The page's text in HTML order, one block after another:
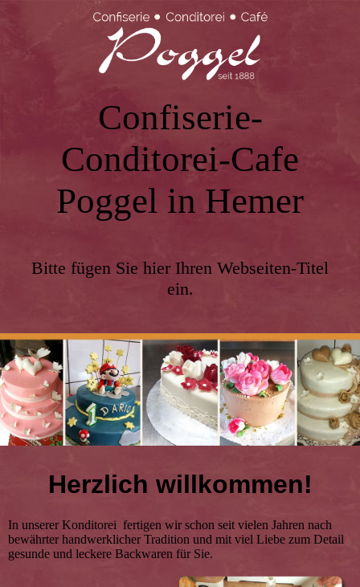
Confiserie-
Conditorei-Cafe
Poggel in Hemer
Bitte fügen Sie hier Ihren Webseiten-Titel
ein.
Herzlich willkommen!
In unserer Konditorei fertigen wir schon seit vielen Jahren nach
bewährter handwerklicher Tradition und mit viel Liebe zum Detail
gesunde und leckere Backwaren für Sie.